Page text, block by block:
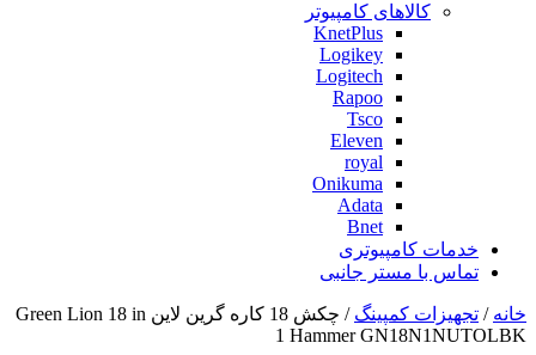
کالاهای کامپیوتر
KnetPlus
Logikey
Logitech
Rapoo
Tsco
Eleven
royal
Onikuma
Adata
Bnet
خدمات کامپیوتری
تماس با مستر جانبی
خانه / تجهیزات کمپینگ
/ چکش 18 کاره گرین لاین Green Lion 18 in
1 Hammer GN18N1NUTOLBK